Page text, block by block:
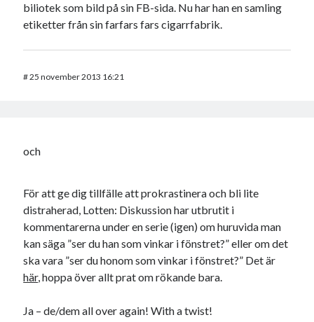
biliotek som bild på sin FB-sida. Nu har han en samling
etiketter från sin farfars fars cigarrfabrik.
#25 november 2013 16:21
och
För att ge dig tillfälle att prokrastinera och bli lite
distraherad, Lotten: Diskussion har utbrutit i
kommentarerna under en serie (igen) om huruvida man
kan säga ”ser du han som vinkar i fönstret?” eller om det
ska vara ”ser du honom som vinkar i fönstret?” Det är
här, hoppa över allt prat om rökande bara.
Ja – de/dem all over again! With a twist!